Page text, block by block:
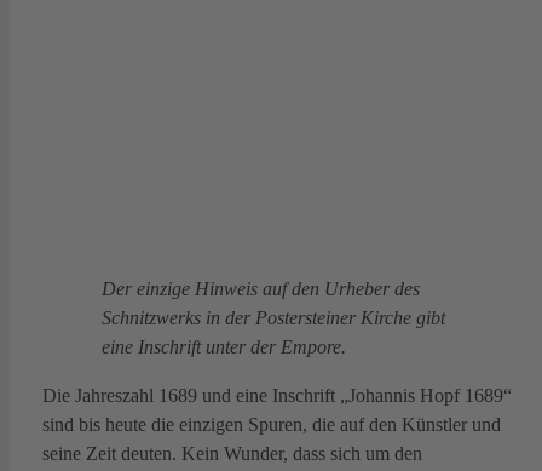
Der einzige Hinweis auf den Urheber des
Schnitzwerks in der Postersteiner Kirche gibt
eine Inschrift unter der Empore.
Die Jahreszahl 1689 und eine Inschrift „Johannis Hopf 1689“
sind bis heute die einzigen Spuren, die auf den Künstler und
seine Zeit deuten. Kein Wunder, dass sich um den